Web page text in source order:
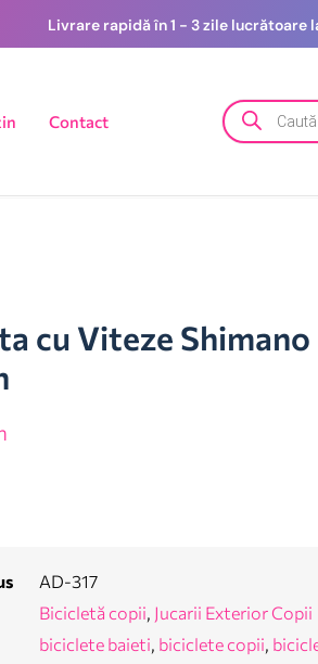
Livrare rapidă în 1 - 3 zile lucrătoare
Contact
cu Viteze Shimano
AD-317
Bicicletă copii Jucarii Exterior Copii
biciclete baieti biciclete copii